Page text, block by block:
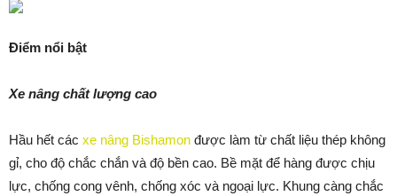
Điểm nổi bật
Xe nâng chất lượng cao
Hầu hết các xe nâng Bishamon được làm từ chất liệu thép không
gỉ, cho độ chắc chắn và độ bền cao. Bề mặt để hàng được chịu
lực, chống cong vênh, chống xóc và ngoại lực. Khung càng chắc